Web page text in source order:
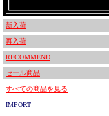
新入荷
再入荷
RECOMMEND
セール商品
すべての商品を見る
IMPORT